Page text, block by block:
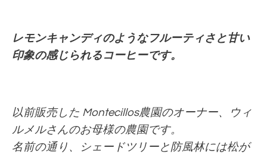
レモンキャンディのようなフルーティさと甘い
印象の感じられるコーヒーです。
以前販売した Montecillos農園のオーナー、ウィ
ルメルさんのお母様の農園です。
名前の通り、シェードツリーと防風林には松が